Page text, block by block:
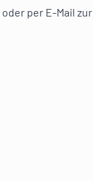
per E-Mail zur